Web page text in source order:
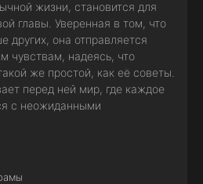
жизни, становится для
главы. Уверенная в том, что
других, она отправляется
чувствам, надеясь, что
же простой, как её советы.
перед ней мир, где каждое
с неожиданными